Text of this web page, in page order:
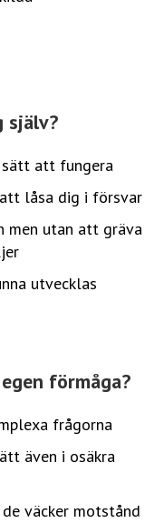
själv?
att fungera
låsa dig i försvar
men utan att gräva
utvecklas
förmåga?
frågorna
även i osäkra
väcker motstånd